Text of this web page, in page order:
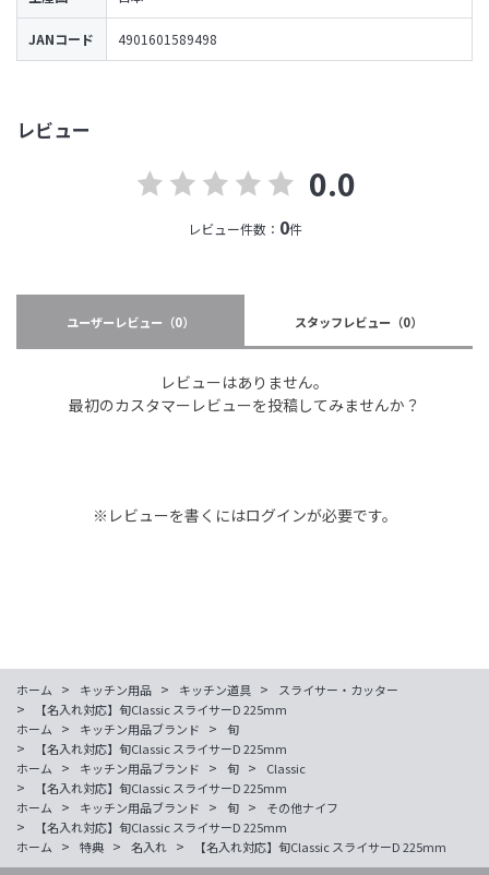
レビュー
0.0
レビュー件数： 0件
ユーザーレビュー （0） スタッフレビュー （0）
レビューはありません。
最初のカスタマーレビューを投稿してみませんか？
※レビューを書くにはログインが必要です。
JANコード 4901601589498
ホーム > キッチン用品 > キッチン道具 > スライサー・カッター
>
【名入れ対応】旬Classic スライサーD 225mm
ホーム
> キッチン用品ブランド > 旬
>
【名入れ対応】旬Classic スライサーD 225mm
ホーム
> キッチン用品ブランド > 旬 > Classic
>
【名入れ対応】旬Classic スライサーD 225mm
ホーム
> キッチン用品ブランド > 旬 > その他ナイフ
>
【名入れ対応】旬Classic スライサーD 225mm
ホーム
> 特典 > 名入れ > 【名入れ対応】旬Classic スライサーD 225mm